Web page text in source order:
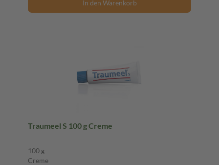
In den Warenkorb
Traumeel S 100 g Creme
100 g
Creme